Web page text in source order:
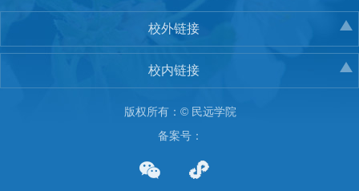
校外链接
校内链接
版权所有：© 民远学院
备案号：